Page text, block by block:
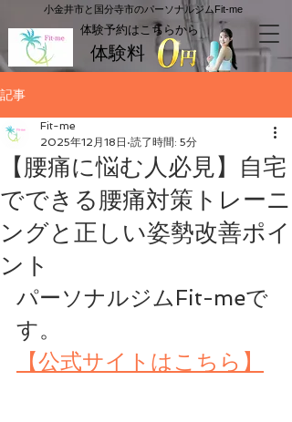
​体験予約はこちらから
体験料
​小金井市と国分寺市のパーソナルジムFit-me
記事
【腰痛に悩む人必見】自宅
でできる腰痛対策トレーニ
ングと正しい姿勢改善ポイ
ント
Fit-me
2025年12月18日 読了時間: 5分
パーソナルジムFit-meで
す。
【公式サイトはこちら】